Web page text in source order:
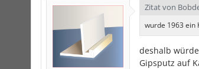
Zitat von
wurde 1963 ein
deshalb
Gipsputz auf